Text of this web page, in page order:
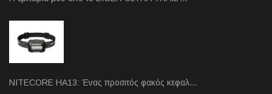
NITECORE HA13: Ένας προσιτός φακός κεφαλ…